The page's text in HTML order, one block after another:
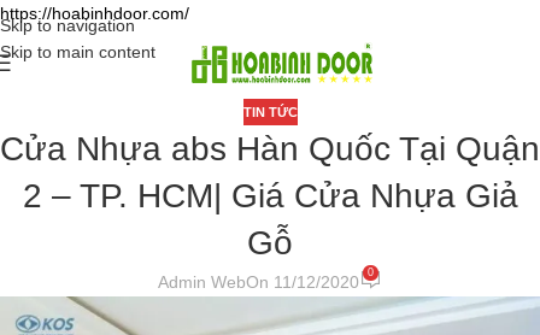
https://hoabinhdoor.com/
Skip to navigation
Skip to main content
TIN TỨC
Cửa Nhựa abs Hàn Quốc Tại Quận
2 – TP. HCM| Giá Cửa Nhựa Giả
Gỗ
Admin WebOn 11/12/2020 0